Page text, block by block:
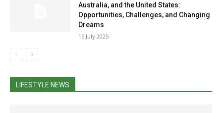
Australia, and the United States:
Opportunities, Challenges, and Changing
Dreams
15 July 2025
LIFESTYLE NEWS